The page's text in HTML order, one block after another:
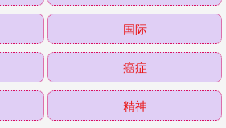
国际
癌症
精神